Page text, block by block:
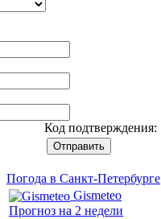
Код подтверждения:
Погода в Санкт-Петербурге
Gismeteo
Прогноз на 2 недели